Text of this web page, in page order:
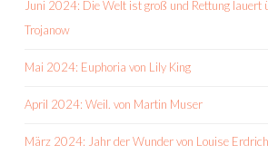
Juni 2024: Die Welt ist groß und Rettung lauert
Trojanow
Mai 2024: Euphoria von Lily King
April 2024: Weil. von Martin Muser
März 2024: Jahr der Wunder von Louise Erdrich